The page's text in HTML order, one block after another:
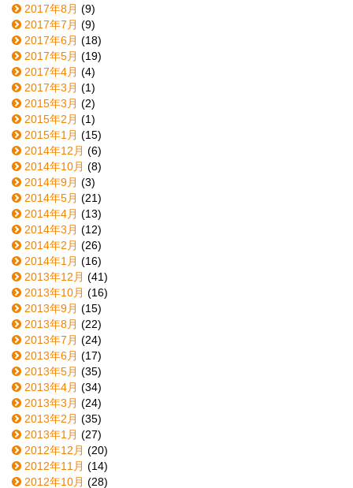
2017年8月 (9)
2017年7月 (9)
2017年6月 (18)
2017年5月 (19)
2017年4月 (4)
2017年3月 (1)
2015年3月 (2)
2015年2月 (1)
2015年1月 (15)
2014年12月 (6)
2014年10月 (8)
2014年9月 (3)
2014年5月 (21)
2014年4月 (13)
2014年3月 (12)
2014年2月 (26)
2014年1月 (16)
2013年12月 (41)
2013年10月 (16)
2013年9月 (15)
2013年8月 (22)
2013年7月 (24)
2013年6月 (17)
2013年5月 (35)
2013年4月 (34)
2013年3月 (24)
2013年2月 (35)
2013年1月 (27)
2012年12月 (20)
2012年11月 (14)
2012年10月 (28)